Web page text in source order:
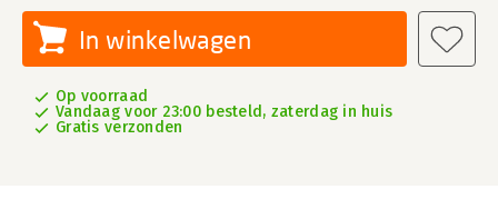
In winkelwagen
Op voorraad
Vandaag voor 23:00 besteld, zaterdag in huis
Gratis verzonden